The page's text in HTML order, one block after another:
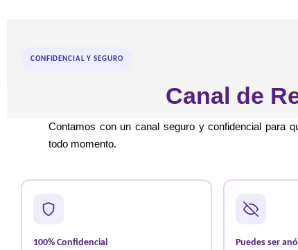
CONFIDENCIAL Y SEGURO
Canal de
Contamos con un canal seguro y confidencial para
todo momento.
100% Confidencial Puedes ser